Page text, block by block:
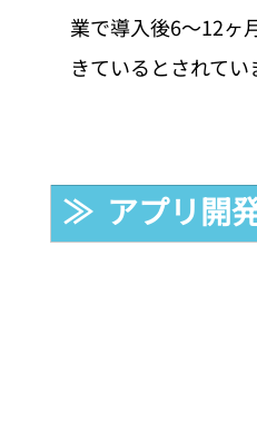
業で導入後6〜12ヶ
きているとされてい
≫  アプリ開